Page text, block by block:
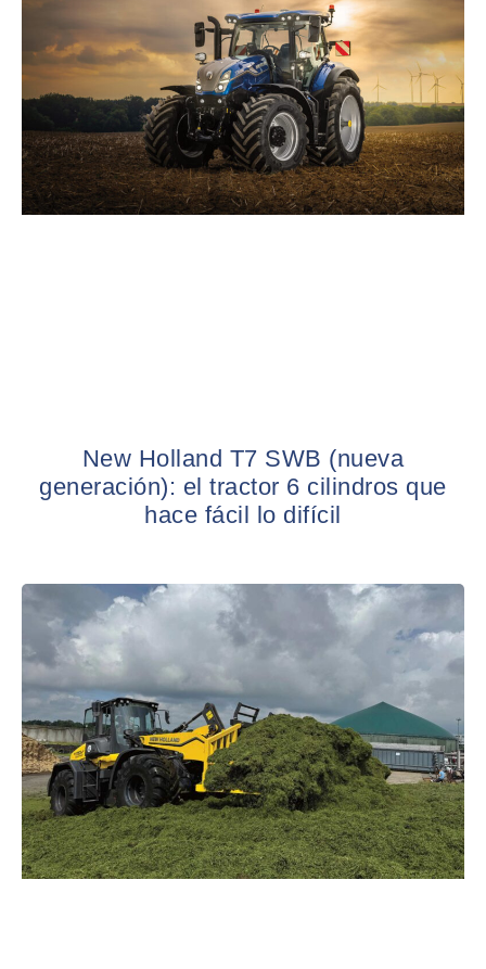
New Holland T7 SWB (nueva
generación): el tractor 6 cilindros que
hace fácil lo difícil